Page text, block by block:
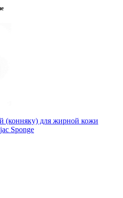
(конняку) для жирной кожи
Sponge